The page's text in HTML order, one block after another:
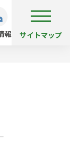
報 サイトマップ